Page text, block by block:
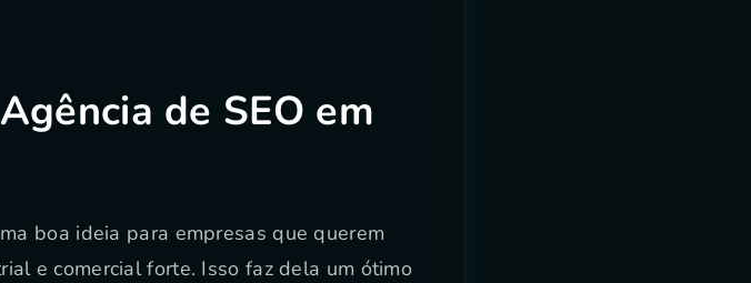
de SEO em
boa ideia para empresas que querem
e comercial forte. Isso faz dela um ótimo